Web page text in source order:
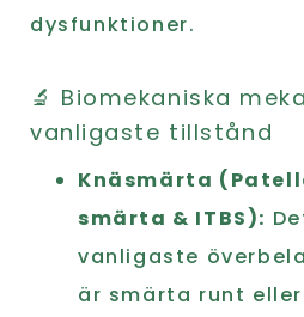
dysfunktioner.
🔬 Biomekaniska
vanligaste tillstånd
Knäsmärta
smärta & ITBS):
vanligaste
är smärta runt